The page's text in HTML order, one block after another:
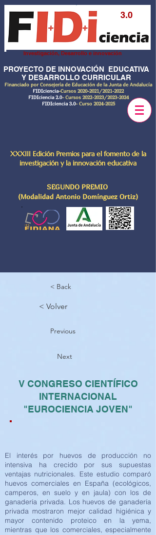
3.0
Investigación, Desarrollo e innovación
PROYECTO DE INNOVACIÓN EDUCATIVA
Y DESARROLLO CURRICULAR
Financiado por Consejería de Educación de la Junta de Andalucía
FIDIciencia-Cursos 2020-2021 /2021-2022
FIDIciencia 2.0- Cursos 2022-2023/2023-2024
FIDIciencia 3.0- Curso 2024-2025
XXXIII Edición Premios para el fomento de la
investigación y la innovación educativa
SEGUNDO PREMIO
(Modalidad Antonio Domínguez Ortiz)
< Back
< Volver
Previous
Next
V CONGRESO CIENTÍFICO
INTERNACIONAL
"EUROCIENCIA JOVEN"
El interés por huevos de producción no
intensiva ha crecido por sus supuestas
ventajas nutricionales. Este estudio comparó
huevos comerciales en España (ecológicos,
camperos, en suelo y en jaula) con los de
ganadería privada. Los huevos de ganadería
privada mostraron mejor calidad higiénica y
mayor contenido proteico en la yema,
mientras que los comerciales, especialmente